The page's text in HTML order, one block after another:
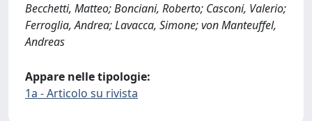
Becchetti, Matteo; Bonciani, Roberto; Casconi, Valerio;
Ferroglia, Andrea; Lavacca, Simone; von Manteuffel,
Andreas
Appare nelle tipologie:
1a - Articolo su rivista